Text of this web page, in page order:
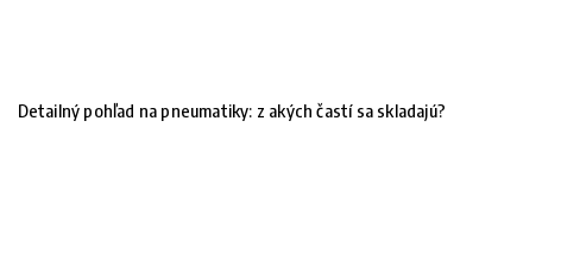
Detailný pohľad na pneumatiky: z akých častí sa skladajú?